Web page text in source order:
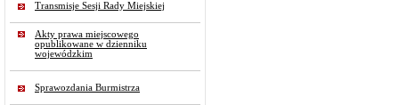
Transmisje Sesji Rady Miejskiej
Akty prawa miejscowego
opublikowane w dzienniku
wojewódzkim
Sprawozdania Burmistrza